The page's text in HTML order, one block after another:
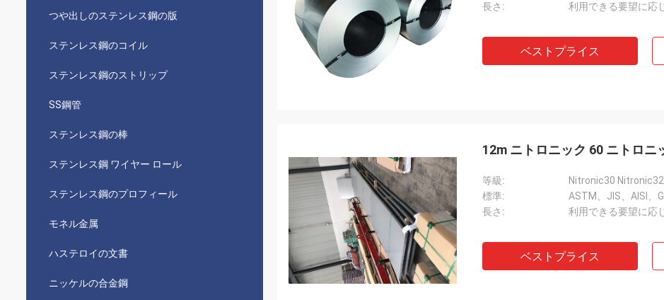
つや出しのステンレス鋼の版
ステンレス鋼のコイル
ステンレス鋼のストリップ
SS鋼管
ステンレス鋼の棒
ステンレス鋼 ワイヤー ロール
ステンレス鋼のプロフィール
モネル金属
ハステロイの文書
ニッケルの合金鋼
長さ:
利用できる要望に応
ベストプライス
12m ニトロニック 60 ニトロ
等級:
Nitronic30
標準:
ASTM、JIS、AISI、
長さ:
利用できる要望に応
ベストプライス